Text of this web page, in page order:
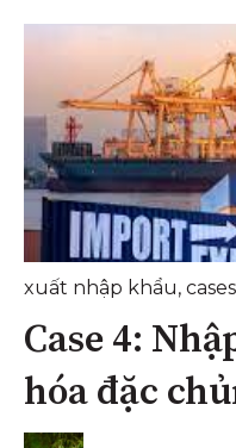
xuất nhập khẩu,
Case 4:
hóa đặc